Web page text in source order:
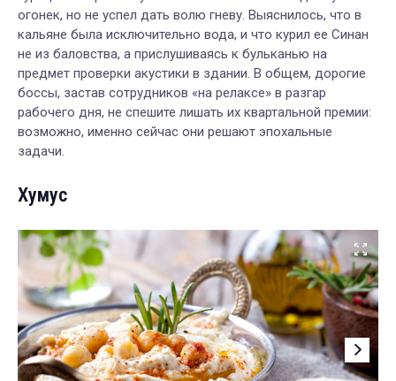
огонек, но не успел дать волю гневу. Выяснилось, что в
кальяне была исключительно вода, и что курил ее Синан
не из баловства, а прислушиваясь к бульканью на
предмет проверки акустики в здании. В общем, дорогие
боссы, застав сотрудников «на релаксе» в разгар
рабочего дня, не спешите лишать их квартальной премии:
возможно, именно сейчас они решают эпохальные
задачи.
Хумус